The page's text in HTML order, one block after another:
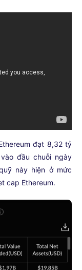
đạt 8,32 tỷ
đầu chuỗi ngày
này hiện ở mức
cap Ethereum.